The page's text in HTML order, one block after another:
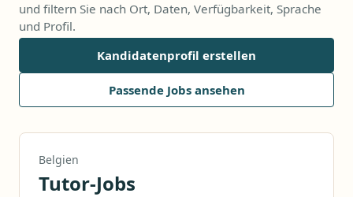
und filtern Sie nach Ort, Daten, Verfügbarkeit, Sprache
und Profil.
Kandidatenprofil erstellen
Passende Jobs ansehen
Belgien
Tutor-Jobs